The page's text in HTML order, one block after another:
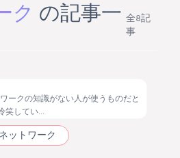
ク の記事一 全8記
事
ークの知識がない人が使うものだと
笑してい...
ネットワーク